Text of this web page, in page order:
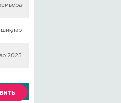
2025